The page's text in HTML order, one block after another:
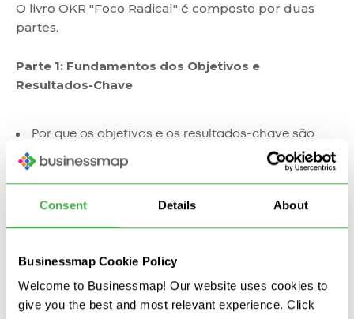
Consent Details About
Businessmap Cookie Policy
Welcome to Businessmap! Our website uses cookies to
give you the best and most relevant experience. Click
O livro OKR "Foco Radical" é composto por duas
partes.
Parte 1: Fundamentos dos Objetivos e
Resultados-Chave
Por que os objetivos e os resultados-chave são
Exemplo de Coaching OKR
Parte 2: Objetivos e Principais Resultados na
Implementando OKRs pela primeira vez
OKRs para Produtos
OKRs para equipes de produto